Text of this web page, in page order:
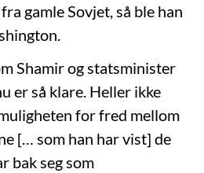
gamle Sovjet, så ble han
Shamir og statsminister
er så klare. Heller ikke
for fred mellom
[… som han har vist] de
bak seg som